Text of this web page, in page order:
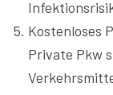
Kostenloses
Private Pkw